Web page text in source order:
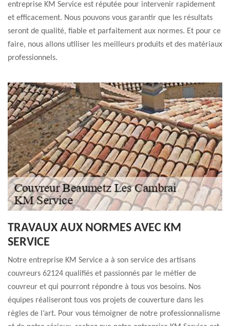
entreprise KM Service est réputée pour intervenir rapidement
et efficacement. Nous pouvons vous garantir que les résultats
seront de qualité, fiable et parfaitement aux normes. Et pour ce
faire, nous allons utiliser les meilleurs produits et des matériaux
professionnels.
TRAVAUX AUX NORMES AVEC KM
SERVICE
Notre entreprise KM Service a à son service des artisans
couvreurs 62124 qualifiés et passionnés par le métier de
couvreur et qui pourront répondre à tous vos besoins. Nos
équipes réaliseront tous vos projets de couverture dans les
règles de l’art. Pour vous témoigner de notre professionnalisme